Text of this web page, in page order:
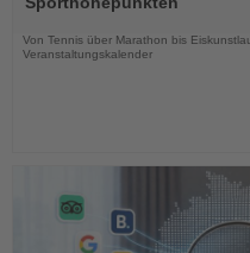
Nachrichten
Von Tennis über Marathon bis
Veranstaltungskalender